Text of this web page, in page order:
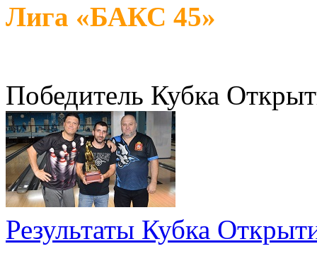
Лига «БАКС 45»
Победитель Кубка
Результаты Кубка